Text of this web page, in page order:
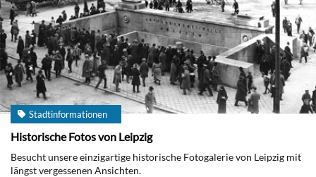
Stadtinformationen
Historische Fotos von Leipzig
Besucht unsere einzigartige historische Fotogalerie von Leipzig mit
längst vergessenen Ansichten.